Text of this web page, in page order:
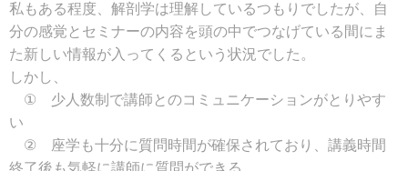
私もある程度、解剖学は理解しているつもりでしたが、自
分の感覚とセミナーの内容を頭の中でつなげている間にま
た新しい情報が入ってくるという状況でした。
しかし、
① 少人数制で講師とのコミュニケーションがとりやす
い
② 座学も十分に質問時間が確保されており、講義時間
終了後も気軽に講師に質問ができる